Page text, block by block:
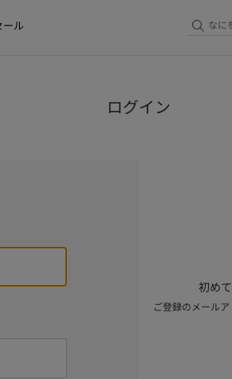
ール
ログイン
初め
ご登録のメール